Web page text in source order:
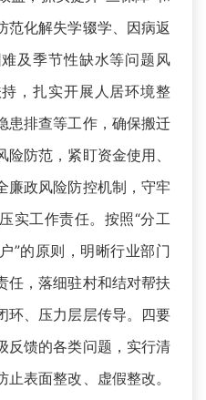
范化解失学辍学、因病返
及季节性缺水等问题风
，扎实开展人居环境整
患排查等工作，确保搬迁
防范，紧盯资金使用、
廉政风险防控机制，守牢
实工作责任。按照“分工
”的原则，明晰行业部门
任，落细驻村和结对帮扶
环、压力层层传导。四要
反馈的各类问题，实行清
表面整改、虚假整改。